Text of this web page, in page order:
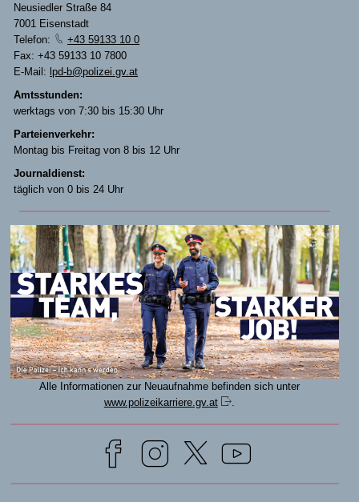
Neusiedler Straße 84
7001 Eisenstadt
Telefon:
+43 59133 10 0
Fax: +43 59133 10 7800
E-Mail: lpd-b@polizei.gv.at
Amtsstunden:
werktags von 7:30 bis 15:30 Uhr
Parteienverkehr:
Montag bis Freitag von 8 bis 12 Uhr
Journaldienst:
täglich von 0 bis 24 Uhr
Alle Informationen zur Neuaufnahme befinden sich unter
www.polizeikarriere.gv.at
.